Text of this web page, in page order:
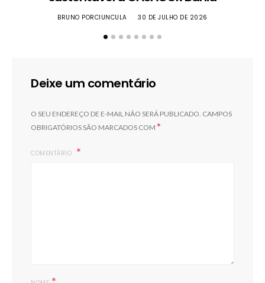
BRUNO PORCIUNCULA 30 DE JULHO DE 2026
Deixe um comentário
O SEU ENDEREÇO DE E-MAIL NÃO SERÁ PUBLICADO. CAMPOS
OBRIGATÓRIOS SÃO MARCADOS COM *
COMENTÁRIO